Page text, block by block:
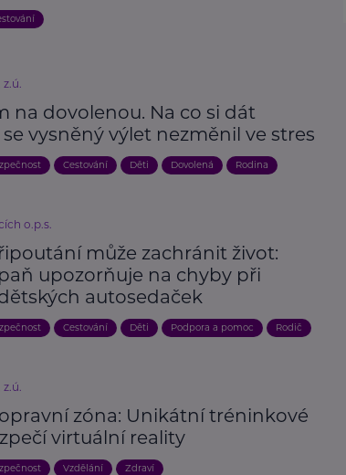
na dovolenou. Na co si dát
vysněný výlet nezměnil ve stres
Cestování Děti Dovolená Rodina
o.p.s.
může zachránit život:
upozorňuje na chyby při
autosedaček
Cestování Děti Podpora a pomoc Rodič
zóna: Unikátní tréninkové
virtuální reality
Vzdělání Zdraví